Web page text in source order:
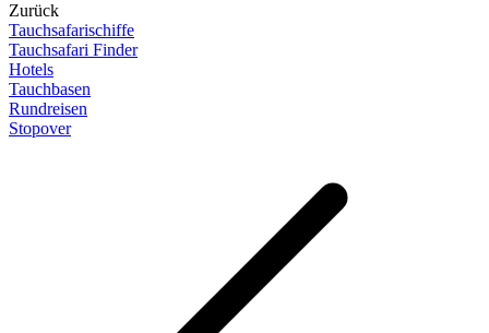
Zurück
Tauchsafarischiffe
Tauchsafari Finder
Hotels
Tauchbasen
Rundreisen
Stopover